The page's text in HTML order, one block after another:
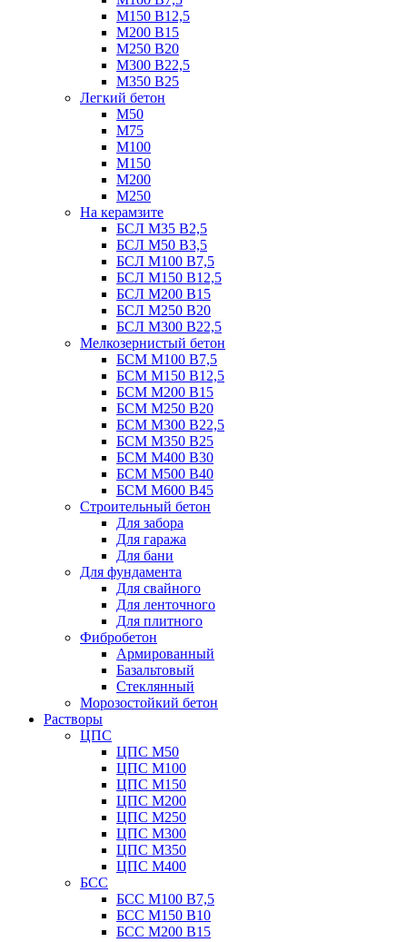
М150 В12,5
М200 В15
М250 В20
М300 В22,5
М350 В25
Легкий бетон
М50
М75
М100
М150
М200
М250
На керамзите
БСЛ М35 B2,5
БСЛ М50 В3,5
БСЛ М100 В7,5
БСЛ М150 В12,5
БСЛ М200 В15
БСЛ М250 В20
БСЛ М300 В22,5
Мелкозернистый бетон
БСМ М100 B7,5
БСМ М150 B12,5
БСМ М200 B15
БСМ М250 B20
БСМ М300 B22,5
БСМ М350 B25
БСМ М400 B30
БСМ М500 B40
БСМ М600 B45
Строительный бетон
Для забора
Для гаража
Для бани
Для фундамента
Для свайного
Для ленточного
Для плитного
Фибробетон
Армированный
Базальтовый
Стеклянный
Морозостойкий бетон
Растворы
ЦПС
ЦПС М50
ЦПС М100
ЦПС М150
ЦПС М200
ЦПС М250
ЦПС М300
ЦПС М350
ЦПС М400
БСС
БСС М100 B7,5
БСС М150 B10
БСС М200 B15